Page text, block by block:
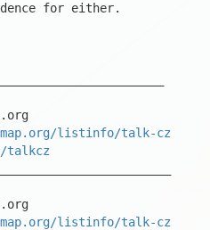
for either.
listinfo/talk-cz
talkcz
listinfo/talk-cz